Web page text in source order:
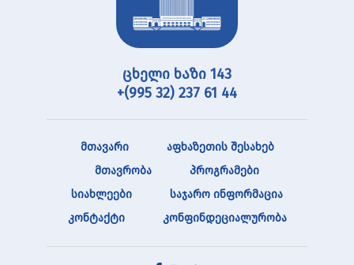
ცხელი ხაზი 143
+(995 32) 237 61 44
მთავარი
აფხაზეთის შესახებ
მთავრობა
პროგრამები
სიახლეები
საჯარო ინფორმაცია
კონტაქტი
კონფინდეციალურობა